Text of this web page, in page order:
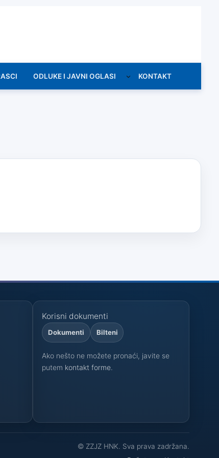
ODLUKE I JAVNI OGLASI KONTAKT
Korisni dokumenti
Dokumenti Bilteni
Ako nešto ne možete pronaći, javite se
putem kontakt forme.
© ZZJZ HNK. Sva prava zadržana.